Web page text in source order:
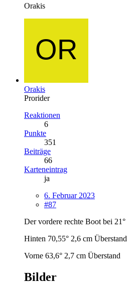
Orakis
Orakis
Prorider
Reaktionen
6
Punkte
351
Beiträge
66
Karteneintrag
ja
6. Februar 2023
#87
Der vordere rechte Boot bei 21°
Hinten 70,55° 2,6 cm Überstand
Vorne 63,6° 2,7 cm Überstand
Bilder